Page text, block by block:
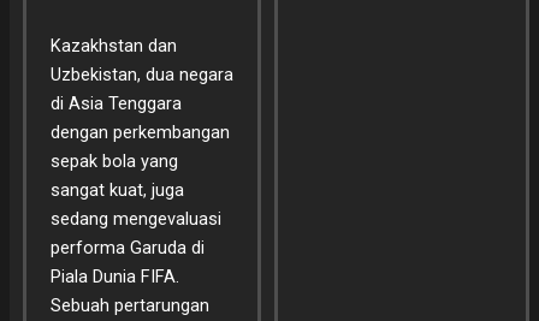
Kazakhstan dan
Uzbekistan, dua negara
di Asia Tenggara
dengan perkembangan
sepak bola yang
sangat kuat, juga
sedang mengevaluasi
performa Garuda di
Piala Dunia FIFA.
Sebuah pertarungan